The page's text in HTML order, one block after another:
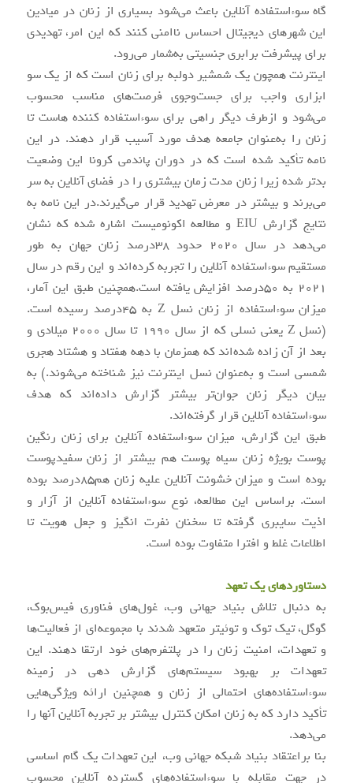
گاه سوء‌استفاده آنلاین باعث می‌شود بسیاری از زنان در میادین
این شهرهای دیجیتال احساس ناامنی کنند که این امر، تهدیدی
برای پیشرفت برابری جنسیتی به‌شمار می‌رود.
اینترنت همچون یک شمشیر دولبه برای زنان است که از یک سو
ابزاری واجب برای جست‌و‌جوی فرصت‌های مناسب محسوب
می‌شود و ازطرف دیگر راهی برای سوء‌استفاده کننده هاست تا
زنان را به‌عنوان جامعه هدف مورد آسیب قرار دهند. در این
نامه تأکید شده است که در دوران پاندمی کرونا این وضعیت
بدتر شده زیرا زنان مدت زمان بیشتری را در فضای آنلاین به سر
می‌برند و بیشتر در معرض تهدید قرار می‌گیرند.در این نامه به
نتایج گزارش EIU و مطالعه اکونومیست اشاره شده که نشان
می‌دهد در سال ۲۰۲۰ حدود ۳۸درصد زنان جهان به طور
مستقیم سوء‌استفاده آنلاین را تجربه کرده‌اند و این رقم در سال
۲۰۲۱ به ۵۰درصد افزایش یافته است.همچنین طبق این آمار،
میزان سوء‌استفاده از زنان نسل Z به ۴۵درصد رسیده است.
(نسل Z یعنی نسلی که از سال ۱۹۹۰ تا سال ۲۰۰۰ میلادی و
بعد از آن‌ زاده شده‌اند که همزمان با دهه هفتاد و هشتاد هجری
شمسی است و به‌عنوان نسل اینترنت نیز شناخته می‌شوند.) به
بیان دیگر زنان جوان‌تر بیشتر گزارش داده‌اند که هدف
سوء‌استفاده آنلاین قرار گرفته‌اند.
طبق این گزارش، میزان سوء‌استفاده آنلاین برای زنان رنگین
پوست بویژه زنان سیاه پوست هم بیشتر از زنان سفیدپوست
بوده است و میزان خشونت آنلاین علیه زنان هم85درصد بوده
است. براساس این مطالعه، نوع سوء‌استفاده آنلاین از آزار و
اذیت سایبری گرفته تا سخنان نفرت انگیز و جعل هویت تا
اطلاعات غلط و افترا متفاوت بوده است.
دستاوردهای یک تعهد
به دنبال تلاش بنیاد جهانی وب، غول‌های فناوری فیس‌بوک،
گوگل، تیک توک و توئیتر متعهد شدند با مجموعه‌ای از فعالیت‌ها
و تعهدات، امنیت زنان را در پلتفرم‌های خود ارتقا دهند. این
تعهدات بر بهبود سیستم‌های گزارش دهی در زمینه
سوء‌استفاده‌های احتمالی از زنان و همچنین ارائه ویژگی‌هایی
تأکید دارد که به زنان امکان کنترل بیشتر بر تجربه آنلاین آنها را
می‌دهد.
بنا براعتقاد بنیاد شبکه جهانی وب، این تعهدات یک گام اساسی
در جهت مقابله با سوء‌استفاده‌های گسترده آنلاین محسوب